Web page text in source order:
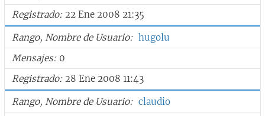
Registrado 22 Ene 2008 21:35
Rango, Nombre de Usuario
hugolu
Mensajes 0
Registrado 28 Ene 2008 11:43
Rango, Nombre de Usuario
claudio